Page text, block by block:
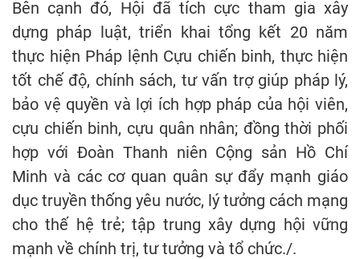
Bên cạnh đó, Hội đã tích cực tham gia xây
dựng pháp luật, triển khai tổng kết 20 năm
thực hiện Pháp lệnh Cựu chiến binh, thực hiện
tốt chế độ, chính sách, tư vấn trợ giúp pháp lý,
bảo vệ quyền và lợi ích hợp pháp của hội viên,
cựu chiến binh, cựu quân nhân; đồng thời phối
hợp với Đoàn Thanh niên Cộng sản Hồ Chí
Minh và các cơ quan quân sự đẩy mạnh giáo
dục truyền thống yêu nước, lý tưởng cách mạng
cho thế hệ trẻ; tập trung xây dựng hội vững
mạnh về chính trị, tư tưởng và tổ chức./.